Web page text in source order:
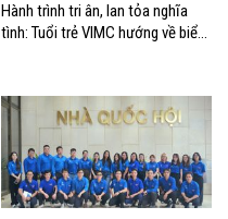
Hành trình tri ân, lan tỏa nghĩa
tình: Tuổi trẻ VIMC hướng về biển